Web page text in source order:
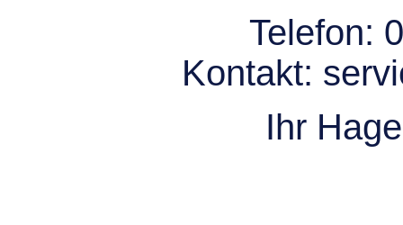
Telefon:
Kontakt:
Ihr